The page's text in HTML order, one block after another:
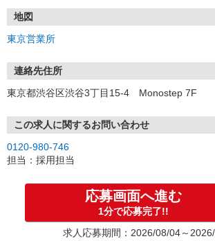
①応募から3営業日を目安に、メールorお電話で
★スマホでWEB面接（LINEなど）・出張面接・
す
③面接実施（履歴書不要）
※ご希望があれば、職場見学の調整もOKです！
お気軽にご応募ください♪
地図
東京営業所
連絡先住所
東京都渋谷区渋谷3丁目15-4 Monostep 7F
この求人に関するお問い合わせ
0120-980-746
担当：採用担当
応募画面へ進む
1分で応募完了!!
求人応募期間：2026/08/04～